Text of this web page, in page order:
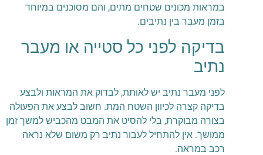
במראות מכונים שטחים מתים, והם מסוכנים במיוחד
בזמן מעבר בין נתיבים.
בדיקה לפני כל סטייה או מעבר
נתיב
לפני מעבר נתיב יש לאותת, לבדוק את המראות ולבצע
בדיקה קצרה לכיוון השטח המת. חשוב לבצע את הפעולה
בצורה מבוקרת, בלי להסיט את המבט מהכביש למשך זמן
ממושך. אין להתחיל לעבור נתיב רק משום שלא נראה
רכב במראה.